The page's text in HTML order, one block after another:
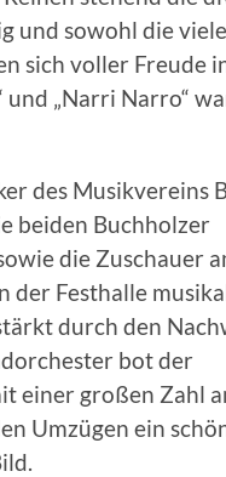
und sowohl die
sich voller Freude
und „Narri Narro“
des Musikvereins
beiden Buchholzer
die Zuschauer
der Festhalle
durch den
bot der
einer großen Zahl
Umzügen ein